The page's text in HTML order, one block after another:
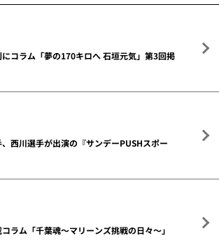
コラム「夢の170キロへ 石垣元気」第3回掲
西川選手が出演の『サンデーPUSHスポー
ラム「千葉魂～マリーンズ挑戦の日々～」